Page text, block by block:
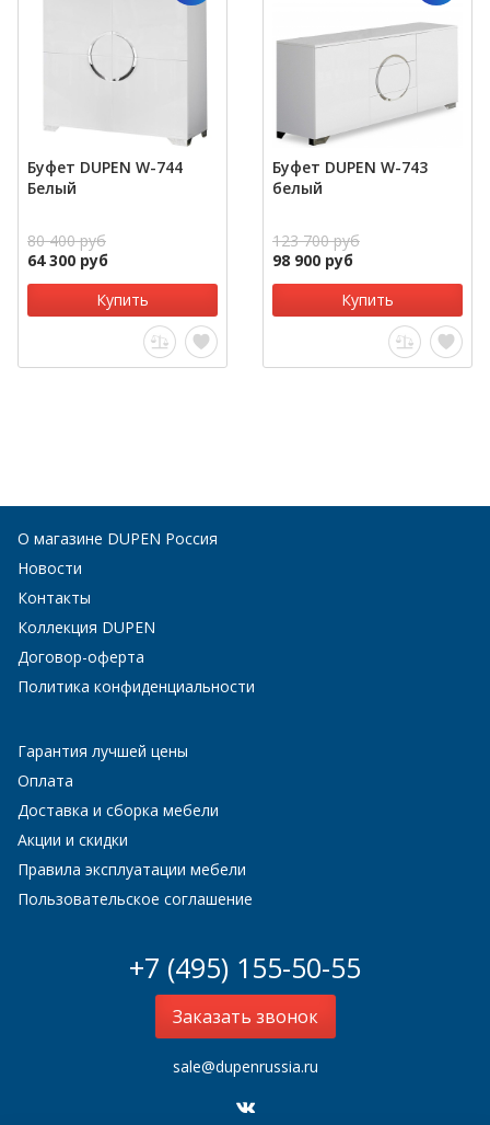
Буфет DUPEN W-744
Белый
80 400 руб
64 300 руб
Купить
Буфет DUPEN W-743
белый
123 700 руб
98 900 руб
Купить
О магазине DUPEN Россия
Новости
Контакты
Коллекция DUPEN
Договор-оферта
Политика конфиденциальности
Гарантия лучшей цены
Оплата
Доставка и сборка мебели
Акции и скидки
Правила эксплуатации мебели
Пользовательское соглашение
+7 (495) 155-50-55
Заказать звонок
sale@dupenrussia.ru